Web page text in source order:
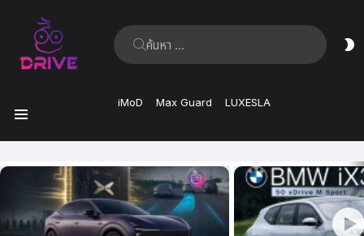
ค้นหา:
iMoD Max Guard LUXESLA
ล่าสุด